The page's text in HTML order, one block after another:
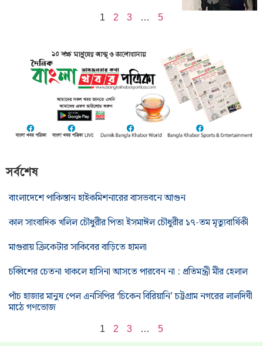
1 2 3 … 5
সর্বশেষ
বাংলাদেশে পাকিস্তান হাইকমিশনারের বাসভবনে আগুন
কাল সাংবাদিক খলিল চৌধুরীর পিতা ইসমাঈল চৌধুরীর ১৭-তম মৃত্যুবার্ষিকী
মাগুরায় ক্রিকেটার সাকিবের বাড়িতে হামলা
চব্বিশের চেতনা থাকলে হাসিনা আসতে পারবেন না : প্রতিমন্ত্রী মীর হেলাল
পাঁচ হাজার মানুষ পেল এনসিপির ‘চিকেন বিরিয়ানি’ চট্টগ্রাম নগরের লালদিঘী
মাঠে গণভোজ
1 2 3 … 5